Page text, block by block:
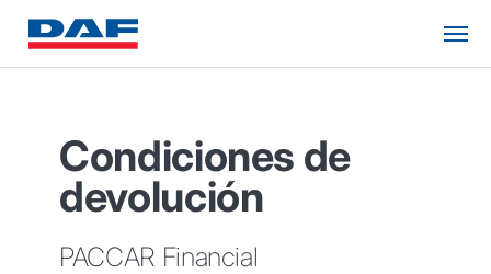
Condiciones de
devolución
PACCAR Financial